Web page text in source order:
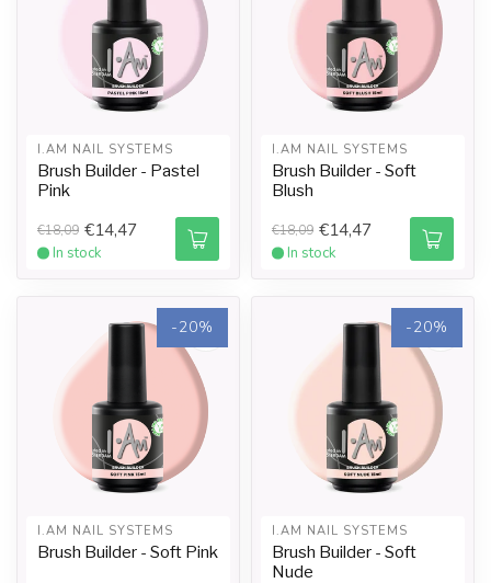
I.AM NAIL SYSTEMS
Brush Builder - Pastel
Pink
€18,09 €14,47
In stock
I.AM NAIL SYSTEMS
Brush Builder - Soft
Blush
€18,09 €14,47
In stock
-20%
I.AM NAIL SYSTEMS
Brush Builder - Soft Pink
-20%
I.AM NAIL SYSTEMS
Brush Builder - Soft
Nude